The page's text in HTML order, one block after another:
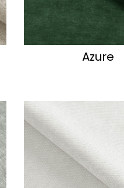
Azure